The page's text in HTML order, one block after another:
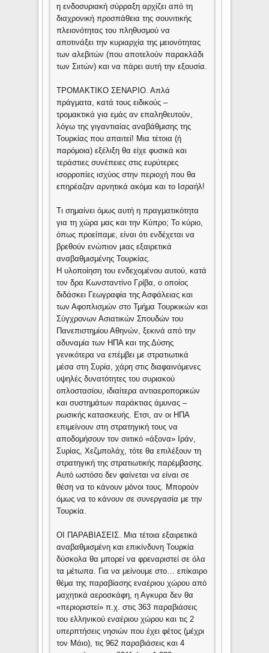
η ενδοσυριακή σύρραξη αρχίζει από τη
διαχρονική προσπάθεια της σουνιτικής
πλειονότητας του πληθυσμού να
αποτινάξει την κυριαρχία της μειονότητας
των αλεβιτών (που αποτελούν παρακλάδι
των Σιιτών) και να πάρει αυτή την εξουσία.
ΤΡΟΜΑΚΤΙΚΟ ΣΕΝΑΡΙΟ. Απλά
πράγματα, κατά τους ειδικούς –
τρομακτικά για εμάς αν επαληθευτούν,
λόγω της γιγαντιαίας αναβάθμισης της
Τουρκίας που απαιτεί! Μια τέτοια (ή
παρόμοια) εξέλιξη θα είχε φυσικά και
τεράστιες συνέπειες στις ευρύτερες
ισορροπίες ισχύος στην περιοχή που θα
επηρέαζαν αρνητικά ακόμα και το Ισραήλ!
Τι σημαίνει όμως αυτή η πραγματικότητα
για τη χώρα μας και την Κύπρο; Το κύριο,
όπως προείπαμε, είναι ότι ενδέχεται να
βρεθούν ενώπιον μιας εξαιρετικά
αναβαθμισμένης Τουρκίας.
Η υλοποίηση του ενδεχομένου αυτού, κατά
τον δρα Κωνσταντίνο Γρίβα, ο οποίος
διδάσκει Γεωγραφία της Ασφάλειας και
των Αφοπλισμών στο Τμήμα Τουρκικών και
Σύγχρονων Ασιατικών Σπουδών του
Πανεπιστημίου Αθηνών, ξεκινά από την
αδυναμία των ΗΠΑ και της Δύσης
γενικότερα να επέμβει με στρατιωτικά
μέσα στη Συρία, χάρη στις διαφαινόμενες
υψηλές δυνατότητες του συριακού
οπλοστασίου, ιδιαίτερα αντιαεροπορικών
και συστημάτων παράκτιας άμυνας –
ρωσικής κατασκευής. Ετσι, αν οι ΗΠΑ
επιμείνουν στη στρατηγική τους να
αποδομήσουν τον σιιτικό «άξονα» Ιράν,
Συρίας, Χεζμπολάχ, τότε θα επιλέξουν τη
στρατηγική της στρατιωτικής παρέμβασης.
Αυτό ωστόσο δεν φαίνεται να είναι σε
θέση να το κάνουν μόνοι τους. Μπορούν
όμως να το κάνουν σε συνεργασία με την
Τουρκία.
ΟΙ ΠΑΡΑΒΙΑΣΕΙΣ. Μια τέτοια εξαιρετικά
αναβαθμισμένη και επικίνδυνη Τουρκία
δύσκολα θα μπορεί να φρεναριστεί σε όλα
τα μέτωπα. Για να μείνουμε στο… επίκαιρο
θέμα της παραβίασης εναέριου χώρου από
μαχητικά αεροσκάφη, η Αγκυρα δεν θα
«περιοριστεί» π.χ. στις 363 παραβιάσεις
του ελληνικού εναέριου χώρου και τις 2
υπερπτήσεις νησιών που έχει φέτος (μέχρι
τον Μάιο), τις 962 παραβιάσεις και 4